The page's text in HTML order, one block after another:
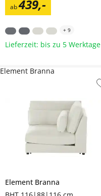
ab439,-
+ 9
Lieferzeit: bis zu 5 Werktage
Element Branna
Element Branna